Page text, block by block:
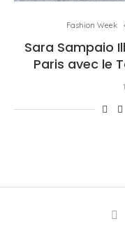
Fashion Week
Sara Sampaio
Paris avec le